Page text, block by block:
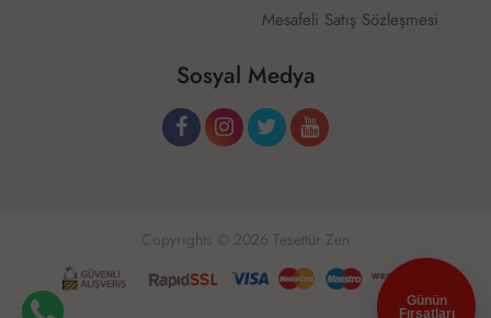
Mesafeli Satış Sözleşmesi
Sosyal Medya
Copyrights © 2026 Tesettür Zen
Günün
Fırsatları